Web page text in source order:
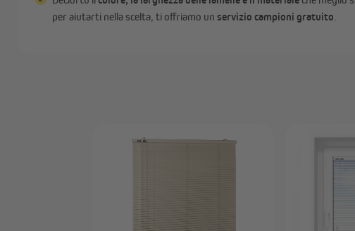
per aiutarti nella scelta, ti offriamo un servizio campioni gratuito.